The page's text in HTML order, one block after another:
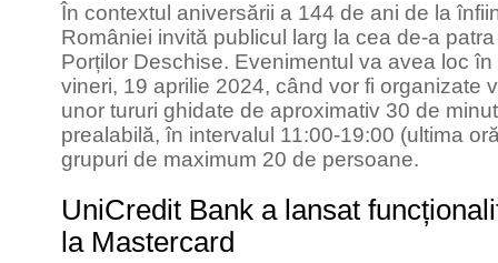
În contextul aniversării a 144 de ani de la
României invită publicul larg la cea de-a
Porților Deschise. Evenimentul va avea loc
vineri, 19 aprilie 2024, când vor fi organizate
unor tururi ghidate de aproximativ 30 de
prealabilă, în intervalul 11:00-19:00 (ultima
grupuri de maximum 20 de persoane.
UniCredit Bank a lansat
la Mastercard